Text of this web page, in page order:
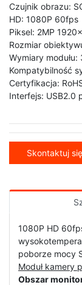
Czujnik obrazu:
HD: 1080P 60fps
Piksel: 2MP
Rozmiar
Wymiary
Kompatybilność
Certyfikacja:
Interfejs: USB2.0
Skontaktuj
1080P HD
poborze mocy
Moduł kamery
Obszar